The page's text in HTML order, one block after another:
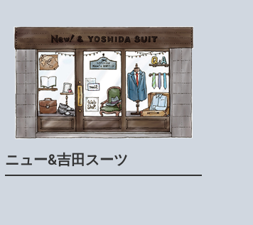
ニュー&吉田スーツ